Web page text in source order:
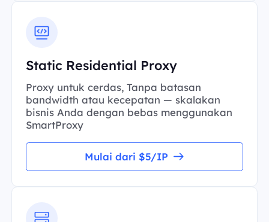
Static Residential Proxy
Proxy untuk cerdas, Tanpa batasan
bandwidth atau kecepatan — skalakan
bisnis Anda dengan bebas menggunakan
SmartProxy
Mulai dari $5/IP